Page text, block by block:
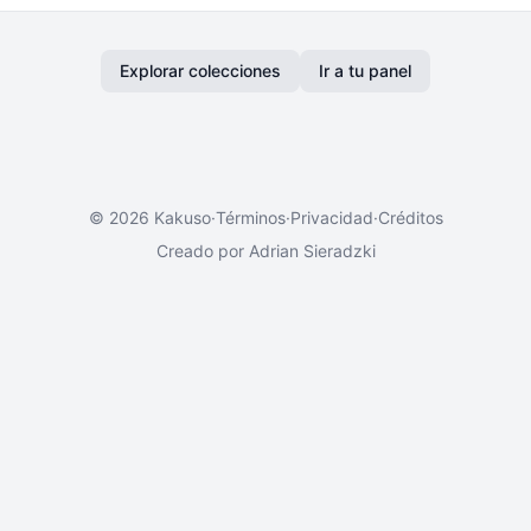
Explorar colecciones Ir a tu panel
© 2026 Kakuso·Términos·Privacidad·Créditos
Creado por Adrian Sieradzki